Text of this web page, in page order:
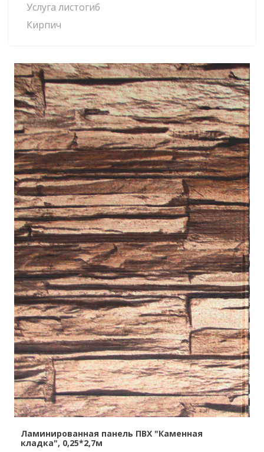
Услуга листогиб
Кирпич
Ламинированная панель ПВХ "Каменная
кладка", 0,25*2,7м